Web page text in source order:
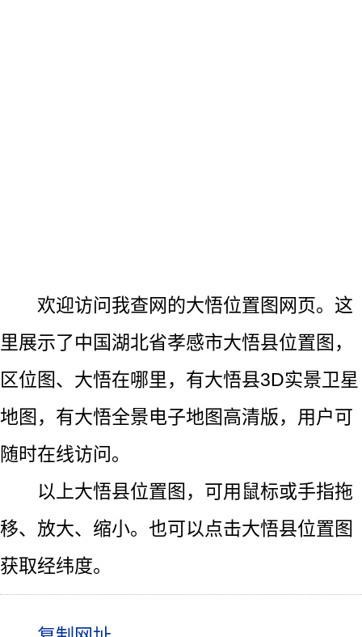
欢迎访问我查网的大悟位置图网页。这
里展示了中国湖北省孝感市大悟县位置图，
区位图、大悟在哪里，有大悟县3D实景卫星
地图，有大悟全景电子地图高清版，用户可
随时在线访问。
以上大悟县位置图，可用鼠标或手指拖
移、放大、缩小。也可以点击大悟县位置图
获取经纬度。